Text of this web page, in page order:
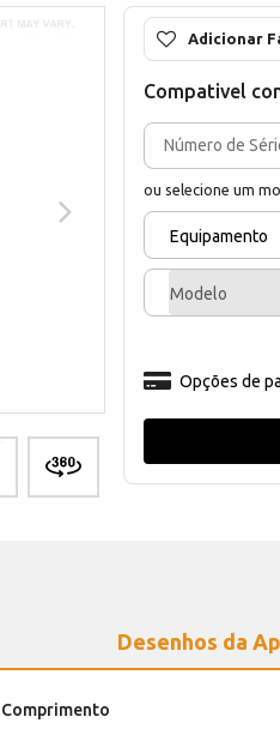
Adicionar
Compativel
ou selecione um
Equipamento
Modelo
Opções de
Desenhos da
Comprimento